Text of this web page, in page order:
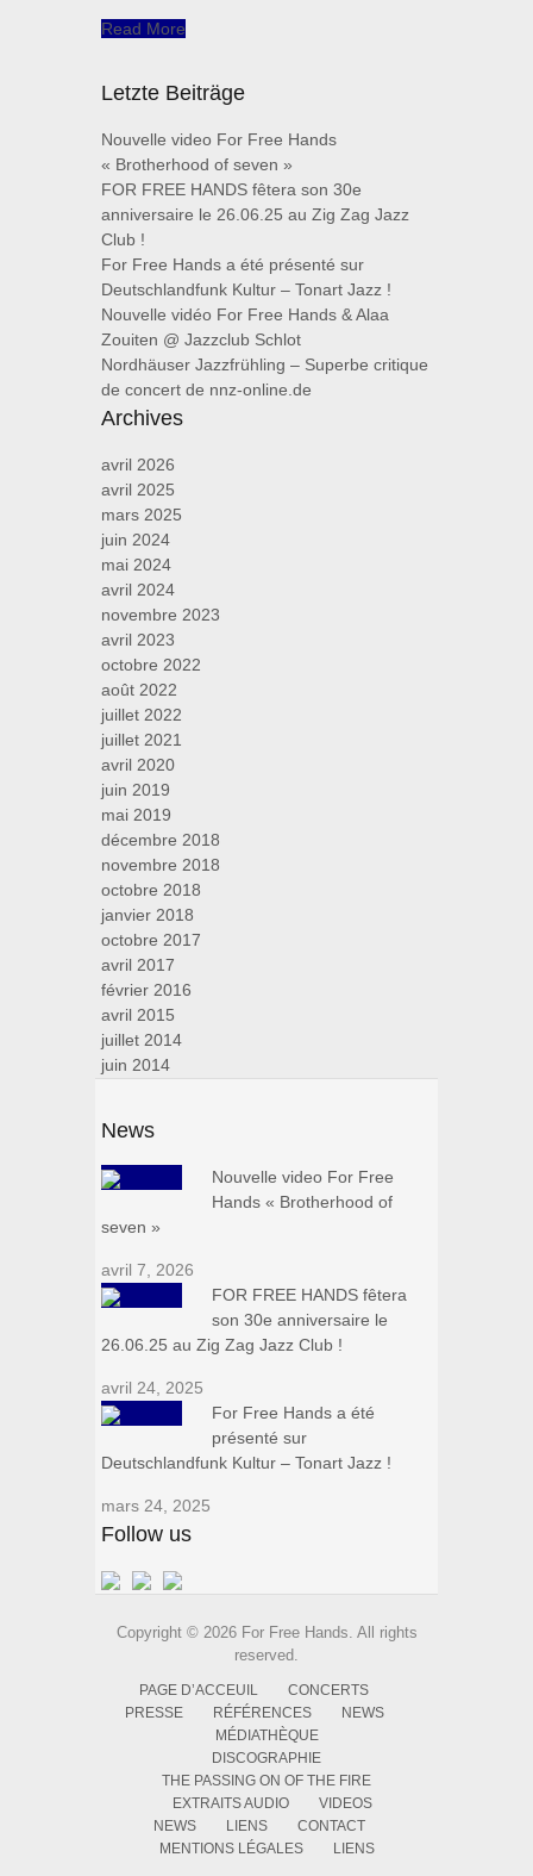
Read More
Letzte Beiträge
Nouvelle video For Free Hands
« Brotherhood of seven »
FOR FREE HANDS fêtera son 30e
anniversaire le 26.06.25 au Zig Zag Jazz
Club !
For Free Hands a été présenté sur
Deutschlandfunk Kultur – Tonart Jazz !
Nouvelle vidéo For Free Hands & Alaa
Zouiten @ Jazzclub Schlot
Nordhäuser Jazzfrühling – Superbe critique
de concert de nnz-online.de
Archives
avril 2026
avril 2025
mars 2025
juin 2024
mai 2024
avril 2024
novembre 2023
avril 2023
octobre 2022
août 2022
juillet 2022
juillet 2021
avril 2020
juin 2019
mai 2019
décembre 2018
novembre 2018
octobre 2018
janvier 2018
octobre 2017
avril 2017
février 2016
avril 2015
juillet 2014
juin 2014
News
Nouvelle video For Free
Hands « Brotherhood of
seven »
avril 7, 2026
FOR FREE HANDS fêtera
son 30e anniversaire le
26.06.25 au Zig Zag Jazz Club !
avril 24, 2025
For Free Hands a été
présenté sur
Deutschlandfunk Kultur – Tonart Jazz !
mars 24, 2025
Follow us
Copyright © 2026 For Free Hands. All rights
reserved.
PAGE D’ACCEUIL
CONCERTS
PRESSE
RÉFÉRENCES
NEWS
MÉDIATHÈQUE
DISCOGRAPHIE
THE PASSING ON OF THE FIRE
EXTRAITS AUDIO
VIDEOS
NEWS
LIENS
CONTACT
MENTIONS LÉGALES
LIENS